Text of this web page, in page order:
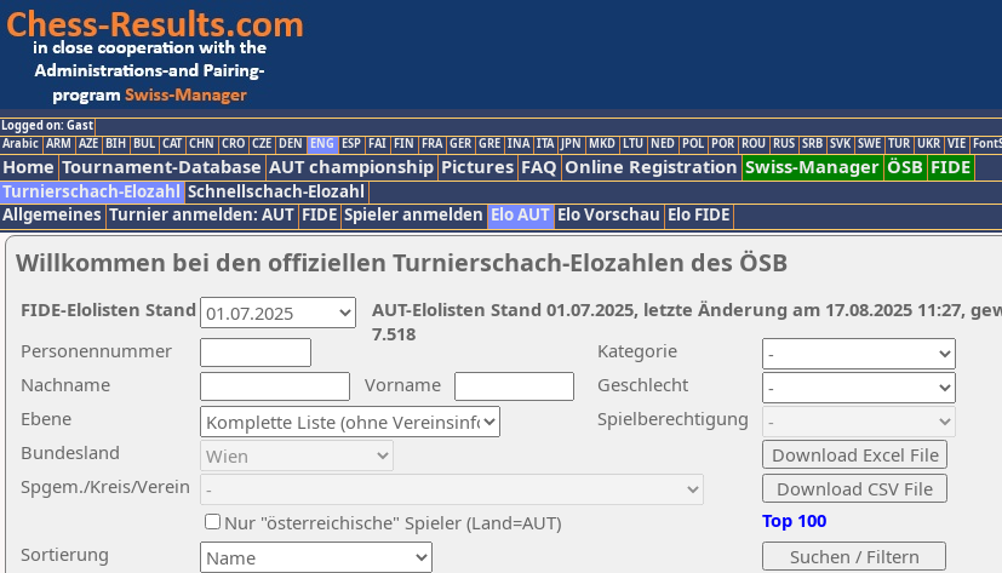
Logged on: Gast
Arabic ARM AZE BIH BUL CAT CHN CRO CZE DEN ENG ESP FAI FIN FRA GER GRE INA ITA JPN MKD LTU NED POL POR ROU RUS SRB SVK SWE TUR UKR VIE
Home Tournament-Database AUT championship Pictures FAQ Online Registration Swiss-Manager ÖSB FIDE
Turnierschach-Elozahl Schnellschach-Elozahl
Allgemeines Turnier anmelden: AUT FIDE Spieler anmelden Elo AUT Elo Vorschau Elo FIDE
Willkommen bei den offiziellen Turnierschach-Elozahlen des ÖSB
Nachname
Vorname
Ebene
Kategorie
Sortierung
Personennummer
Bundesland
Spgem./Kreis/Verein
Geschlecht
Nur "österreichische" Spieler (Land=AUT)
Spielberechtigung
Top 100
AUT-Elolisten Stand 01.07.2025, letzte Änderung am 17.08.2025 11:27,
7.518
FIDE-Elolisten Stand